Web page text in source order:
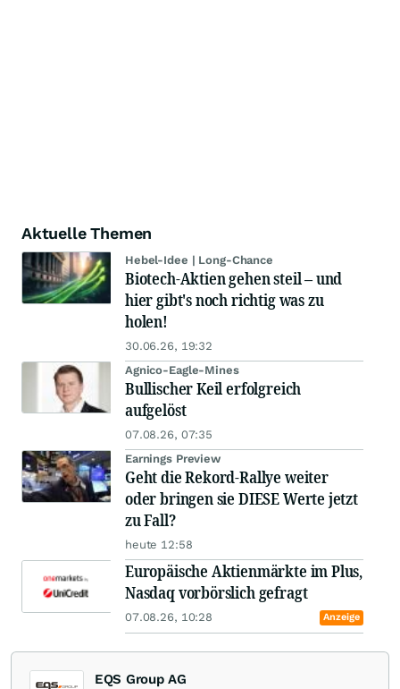
Aktuelle Themen
Hebel-Idee | Long-Chance
Biotech-Aktien gehen steil – und
hier gibt's noch richtig was zu
holen!
30.06.26, 19:32
Agnico-Eagle-Mines
Bullischer Keil erfolgreich
aufgelöst
07.08.26, 07:35
Earnings Preview
Geht die Rekord-Rallye weiter
oder bringen sie DIESE Werte jetzt
zu Fall?
heute 12:58
Europäische Aktienmärkte im Plus,
Nasdaq vorbörslich gefragt
07.08.26, 10:28 Anzeige
EQS Group AG